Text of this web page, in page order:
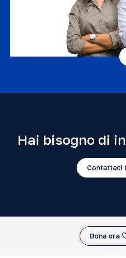
Hai bisogno di
Contattaci
Dona ora